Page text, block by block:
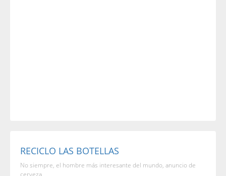
RECICLO LAS BOTELLAS
No siempre, el hombre más interesante del mundo, anuncio de
cerveza